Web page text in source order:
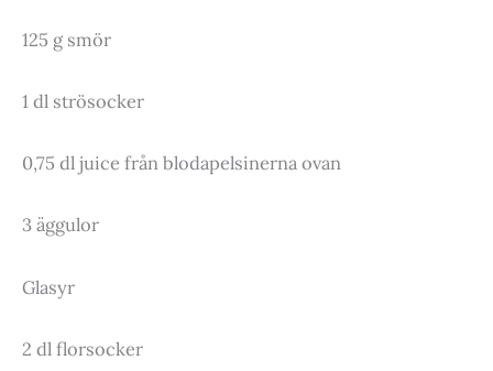
125 g smör
1 dl strösocker
0,75 dl juice från blodapelsinerna ovan
3 äggulor
Glasyr
2 dl florsocker